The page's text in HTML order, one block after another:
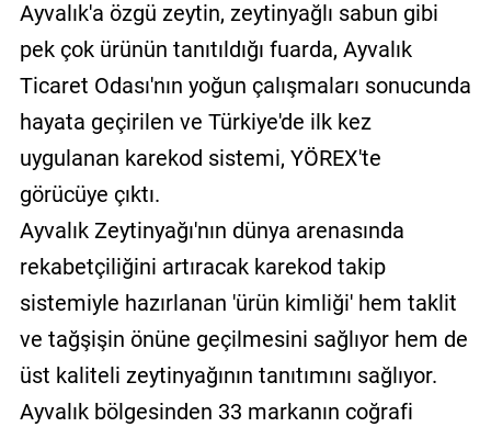
Ayvalık'a özgü zeytin, zeytinyağlı sabun gibi
pek çok ürünün tanıtıldığı fuarda, Ayvalık
Ticaret Odası'nın yoğun çalışmaları sonucunda
hayata geçirilen ve Türkiye'de ilk kez
uygulanan karekod sistemi, YÖREX'te
görücüye çıktı.
Ayvalık Zeytinyağı'nın dünya arenasında
rekabetçiliğini artıracak karekod takip
sistemiyle hazırlanan 'ürün kimliği' hem taklit
ve tağşişin önüne geçilmesini sağlıyor hem de
üst kaliteli zeytinyağının tanıtımını sağlıyor.
Ayvalık bölgesinden 33 markanın coğrafi